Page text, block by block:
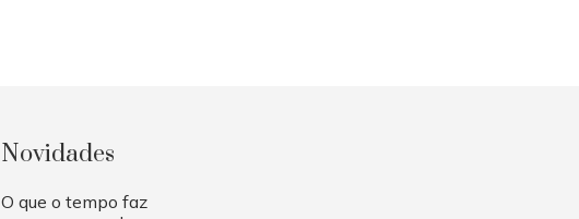
Novidades
O que o tempo faz